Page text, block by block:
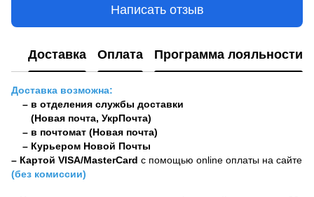
Написать отзыв
Доставка Оплата Программа лояльности
Доставка возможна:
– в отделения службы доставки
(Новая почта, УкрПочта)
– в почтомат (Новая почта)
– Курьером Новой Почты
– Картой VISA/MasterCard с помощью online оплаты на сайте
(без комиссии)